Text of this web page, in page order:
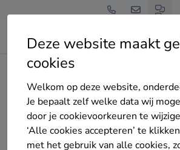
Deze website maakt
cookies
Welkom op deze website,
Je bepaalt zelf welke data wij
door je cookievoorkeuren te
‘Alle cookies accepteren’ te
met het gebruik van alle cookies,
Home Zonnepanelen
Hanbank